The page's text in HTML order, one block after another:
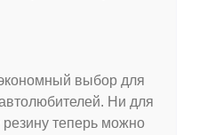
выбор для
Ни для
резину теперь можно